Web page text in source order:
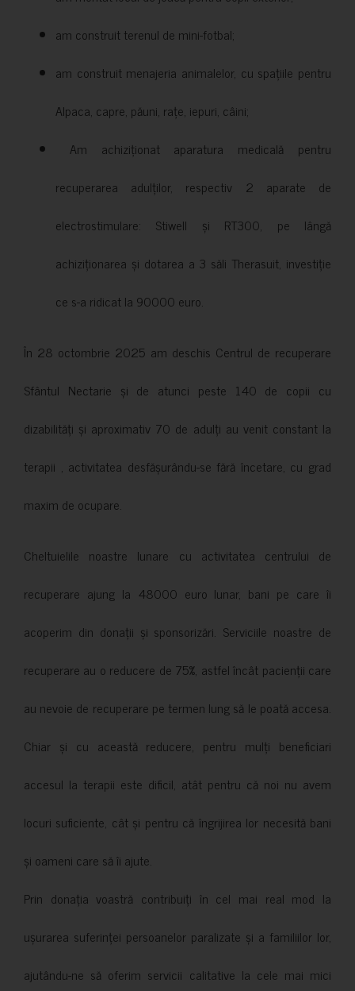
am construit terenul de mini-fotbal;
am construit menajeria animalelor, cu spațiile pentru
Alpaca, capre, păuni, rațe, iepuri, câini;
Am achiziționat aparatura medicală pentru
recuperarea adulților, respectiv 2 aparate de
electrostimulare: Stiwell și RT300, pe lângă
achiziționarea și dotarea a 3 săli Therasuit, investiție
ce s-a ridicat la 90000 euro.
În 28 octombrie 2025 am deschis Centrul de recuperare
Sfântul Nectarie și de atunci peste 140 de copii cu
dizabilități și aproximativ 70 de adulți au venit constant la
terapii , activitatea desfășurându-se fără încetare, cu grad
maxim de ocupare.
Cheltuielile noastre lunare cu activitatea centrului de
recuperare ajung la 48000 euro lunar, bani pe care îi
acoperim din donații și sponsorizări. Serviciile noastre de
recuperare au o reducere de 75%, astfel încât pacienții care
au nevoie de recuperare pe termen lung să le poată accesa.
Chiar și cu această reducere, pentru mulți beneficiari
accesul la terapii este dificil, atât pentru că noi nu avem
locuri suficiente, cât și pentru că îngrijirea lor necesită bani
și oameni care să îi ajute.
Prin donația voastră contribuiți în cel mai real mod la
ușurarea suferinței persoanelor paralizate și a familiilor lor,
ajutându-ne să oferim servicii calitative la cele mai mici